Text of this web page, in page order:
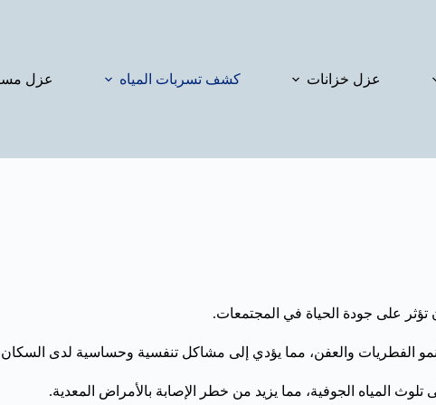
عزل خزانات كشف تسربات المياه عزل
على جودة الحياة في المجتمعات.
لنمو الفطريات والعفن، مما يؤدي إلى مشاكل تنفسية وحساسية لدى
المياه الجوفية، مما يزيد من خطر الإصابة بالأمراض المعدية.